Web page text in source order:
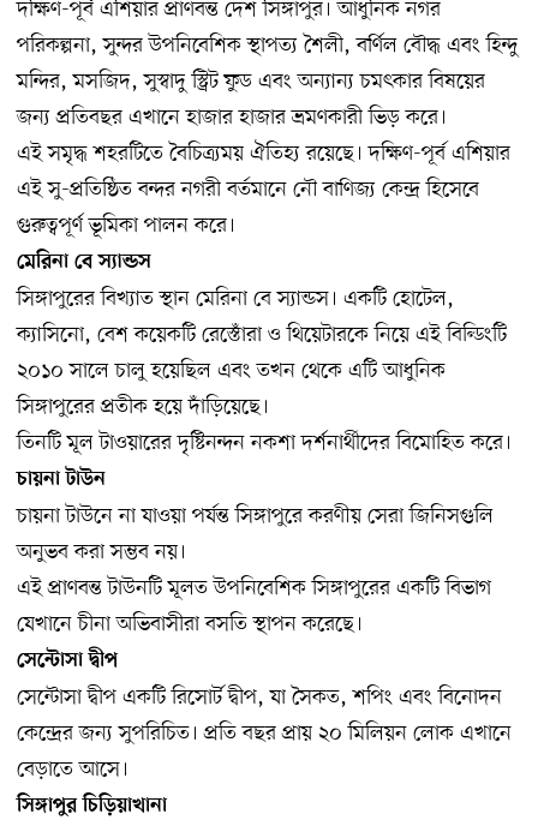
দক্ষিণ-পূর্ব এশিয়ার প্রাণবন্ত দেশ সিঙ্গাপুর। আধুনিক নগর
পরিকল্পনা, সুন্দর উপনিবেশিক স্থাপত্য শৈলী, বর্ণিল বৌদ্ধ এবং হিন্দু
মন্দির, মসজিদ, সুস্বাদু স্ট্রিট ফুড এবং অন্যান্য চমৎকার বিষয়ের
জন্য প্রতিবছর এখানে হাজার হাজার ভ্রমণকারী ভিড় করে।
এই সমৃদ্ধ শহরটিতে বৈচিত্র্যময় ঐতিহ্য রয়েছে। দক্ষিণ-পূর্ব এশিয়ার
এই সু-প্রতিষ্ঠিত বন্দর নগরী বর্তমানে নৌ বাণিজ্য কেন্দ্র হিসেবে
গুরুত্বপূর্ণ ভূমিকা পালন করে।
মেরিনা বে স্যান্ডস
সিঙ্গাপুরের বিখ্যাত স্থান মেরিনা বে স্যান্ডস। একটি হোটেল,
ক্যাসিনো, বেশ কয়েকটি রেস্তোঁরা ও থিয়েটারকে নিয়ে এই বিল্ডিংটি
২০১০ সালে চালু হয়েছিল এবং তখন থেকে এটি আধুনিক
সিঙ্গাপুরের প্রতীক হয়ে দাঁড়িয়েছে।
তিনটি মূল টাওয়ারের দৃষ্টিনন্দন নকশা দর্শনার্থীদের বিমোহিত করে।
চায়না টাউন
চায়না টাউনে না যাওয়া পর্যন্ত সিঙ্গাপুরে করণীয় সেরা জিনিসগুলি
অনুভব করা সম্ভব নয়।
এই প্রাণবন্ত টাউনটি মূলত উপনিবেশিক সিঙ্গাপুরের একটি বিভাগ
যেখানে চীনা অভিবাসীরা বসতি স্থাপন করেছে।
সেন্টোসা দ্বীপ
সেন্টোসা দ্বীপ একটি রিসোর্ট দ্বীপ, যা সৈকত, শপিং এবং বিনোদন
কেন্দ্রের জন্য সুপরিচিত। প্রতি বছর প্রায় ২০ মিলিয়ন লোক এখানে
বেড়াতে আসে।
সিঙ্গাপুর চিড়িয়াখানা